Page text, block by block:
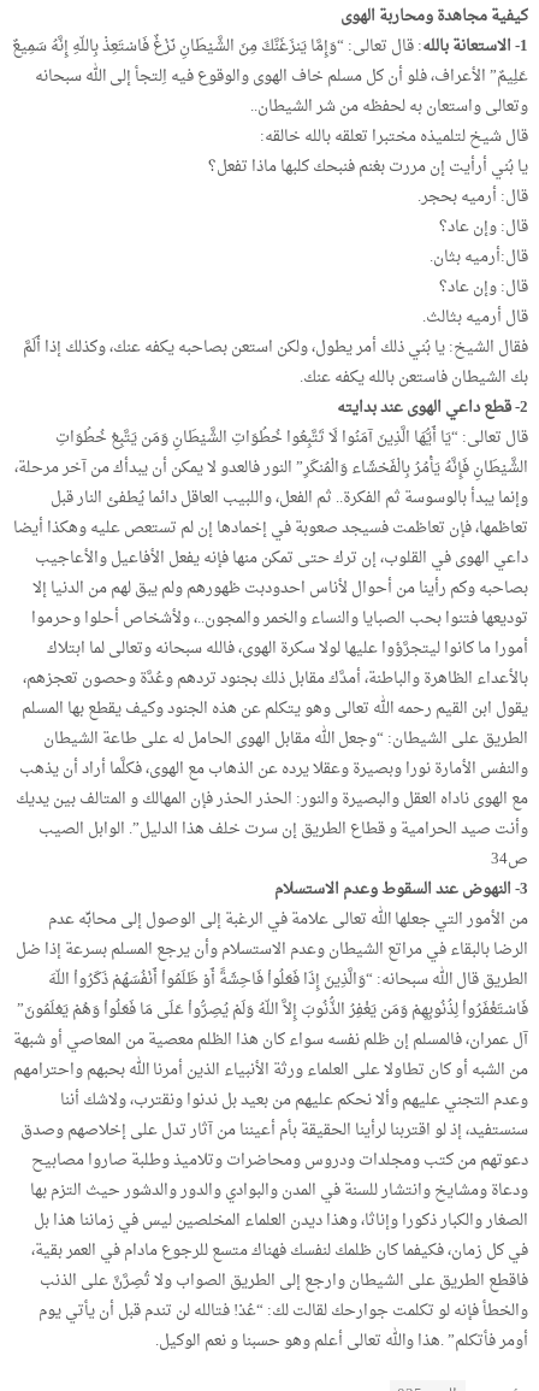
كيفية مجاهدة ومحاربة الهوى
1- الاستعانة بالله
: قال تعالى: “وَإِمَّا يَنزَغَنَّكَ مِنَ الشَّيْطَانِ نَزْغٌ فَاسْتَعِذْ بِاللّهِ إِنَّهُ سَمِيعٌ
عَلِيمٌ” الأعراف، فلو أن كل مسلم خاف الهوى والوقوع فيه اِلتجأ إلى الله سبحانه
وتعالى واستعان به لحفظه من شر الشيطان..
قال شيخ لتلميذه مختبرا تعلقه بالله خالقه:
يا بُني أرأيت إن مررت بغنم فنبحك كلبها ماذا تفعل؟
قال: أرميه بحجر.
قال: وإن عاد؟
قال:أرميه بثان.
قال: وإن عاد؟
قال أرميه بثالث.
فقال الشيخ: يا بُني ذلك أمر يطول، ولكن استعن بصاحبه يكفه عنك، وكذلك إذا أَلَمَّ
بك الشيطان فاستعن بالله يكفه عنك.
2- قطع داعي الهوى عند بدايته
قال تعالى: “يَا أَيُّهَا الَّذِينَ آمَنُوا لَا تَتَّبِعُوا خُطُوَاتِ الشَّيْطَانِ وَمَن يَتَّبِعْ خُطُوَاتِ
الشَّيْطَانِ فَإِنَّهُ يَأْمُرُ بِالْفَحْشَاء وَالْمُنكَرِ” النور فالعدو لا يمكن أن يبدأك من آخر مرحلة،
وإنما يبدأ بالوسوسة ثم الفكرة.. ثم الفعل، واللبيب العاقل دائما يُطفئ النار قبل
تعاظمها، فإن تعاظمت فسيجد صعوبة في إخمادها إن لم تستعص عليه وهكذا أيضا
داعي الهوى في القلوب، إن ترك حتى تمكن منها فإنه يفعل الأفاعيل والأعاجيب
بصاحبه وكم رأينا من أحوال لأناس احدودبت ظهورهم ولم يبق لهم من الدنيا إلا
توديعها فتنوا بحب الصبايا والنساء والخمر والمجون..، ولأشخاص أحلوا وحرموا
أمورا ما كانوا ليتجرَّؤوا عليها لولا سكرة الهوى، فالله سبحانه وتعالى لما ابتلاك
بالأعداء الظاهرة والباطنة، أمدَّك مقابل ذلك بجنود تردهم وعُدَّة وحصون تعجزهم،
يقول ابن القيم رحمه الله تعالى وهو يتكلم عن هذه الجنود وكيف يقطع بها المسلم
الطريق على الشيطان: “وجعل الله مقابل الهوى الحامل له على طاعة الشيطان
والنفس الأمارة نورا وبصيرة وعقلا يرده عن الذهاب مع الهوى، فكلَّما أراد أن يذهب
مع الهوى ناداه العقل والبصيرة والنور: الحذر الحذر فإن المهالك و المتالف بين يديك
وأنت صيد الحرامية و قطاع الطريق إن سرت خلف هذا الدليل”. الوابل الصيب
ص34
3- النهوض عند السقوط وعدم الاستسلام
من الأمور التي جعلها الله تعالى علامة في الرغبة إلى الوصول إلى محابِّه عدم
الرضا بالبقاء في مراتع الشيطان وعدم الاستسلام وأن يرجع المسلم بسرعة إذا ضل
الطريق قال الله سبحانه: “وَالَّذِينَ إِذَا فَعَلُواْ فَاحِشَةً أَوْ ظَلَمُواْ أَنْفُسَهُمْ ذَكَرُواْ اللّهَ
فَاسْتَغْفَرُواْ لِذُنُوبِهِمْ وَمَن يَغْفِرُ الذُّنُوبَ إِلاَّ اللّهُ وَلَمْ يُصِرُّواْ عَلَى مَا فَعَلُواْ وَهُمْ يَعْلَمُونَ”
آل عمران، فالمسلم إن ظلم نفسه سواء كان هذا الظلم معصية من المعاصي أو شبهة
من الشبه أو كان تطاولا على العلماء ورثة الأنبياء الذين أمرنا الله بحبهم واحترامهم
وعدم التجني عليهم وألا نحكم عليهم من بعيد بل ندنوا ونقترب، ولاشك أننا
سنستفيد، إذ لو اقتربنا لرأينا الحقيقة بأم أعيننا من آثار تدل على إخلاصهم وصدق
دعوتهم من كتب ومجلدات ودروس ومحاضرات وتلاميذ وطلبة صاروا مصابيح
ودعاة ومشايخ وانتشار للسنة في المدن والبوادي والدور والدشور حيث التزم بها
الصغار والكبار ذكورا وإناثا، وهذا ديدن العلماء المخلصين ليس في زماننا هذا بل
في كل زمان، فكيفما كان ظلمك لنفسك فهناك متسع للرجوع مادام في العمر بقية،
فاقطع الطريق على الشيطان وارجع إلى الطريق الصواب ولا تُصِرَّنَّ على الذنب
والخطأ فإنه لو تكلمت جوارحك لقالت لك: “عُدْ! فتالله لن تندم قبل أن يأتي يوم
أومر فأتكلم” .هذا والله تعالى أعلم وهو حسبنا و نعم الوكيل.